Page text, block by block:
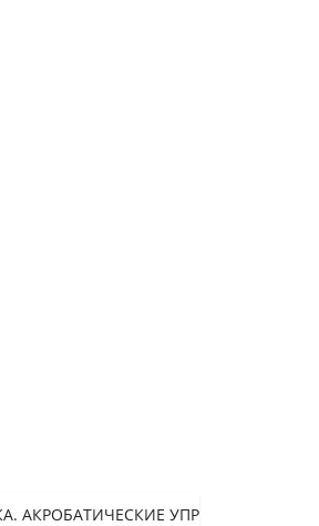
АКРОБАТИЧЕСКИЕ УПРАЖНЕНИЯ,11+